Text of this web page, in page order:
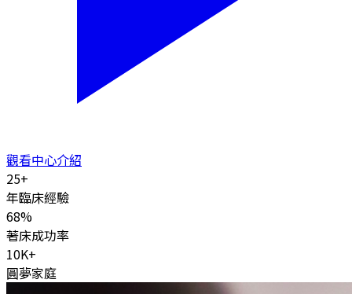
觀看中心介紹
25+
年臨床經驗
68%
著床成功率
10K+
圓夢家庭